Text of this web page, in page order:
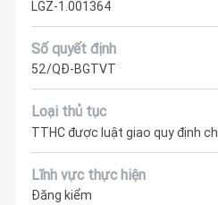
LGZ-1.001364
Số quyết định
52/QĐ-BGTVT
Loại thủ tục
TTHC được luật giao quy định
Lĩnh vực thực hiện
Đăng kiểm